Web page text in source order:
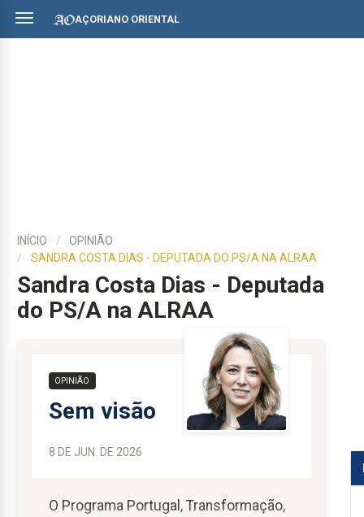
AÇORIANO ORIENTAL
INÍCIO
OPINIÃO
SANDRA COSTA DIAS - DEPUTADA DO PS/A NA ALRAA
Sandra Costa Dias - Deputada
do PS/A na ALRAA
OPINIÃO
Sem visão
8 DE JUN. DE 2026
O Programa Portugal, Transformação,